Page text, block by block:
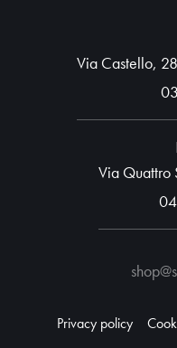
Via Castello,
Via Quattro
Privacy policy